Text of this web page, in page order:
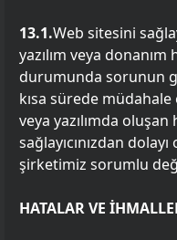
13.1.Web sitesini
yazılım veya donanım
durumunda sorunun
kısa sürede müdahale
veya yazılımda
sağlayıcınızdan
şirketimiz sorumlu
HATALAR VE